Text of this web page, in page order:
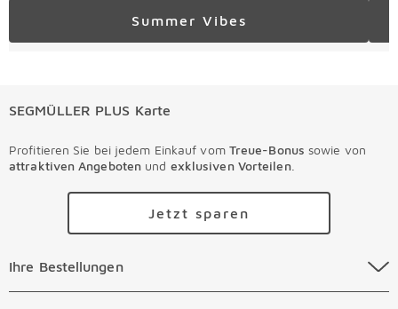
Summer Vibes
SEGMÜLLER PLUS Karte
Profitieren Sie bei jedem Einkauf vom Treue-Bonus sowie von
attraktiven Angeboten und exklusiven Vorteilen.
Jetzt sparen
Ihre Bestellungen Überspringen
Ihre Bestellungen